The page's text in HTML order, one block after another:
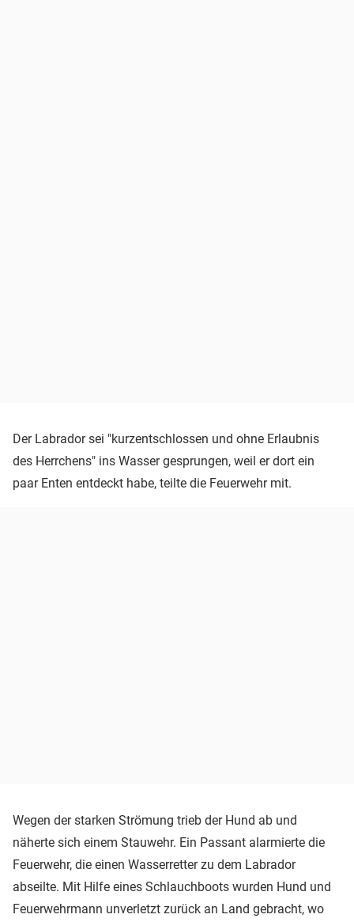
Der Labrador sei "kurzentschlossen und ohne Erlaubnis
des Herrchens" ins Wasser gesprungen, weil er dort ein
paar Enten entdeckt habe, teilte die Feuerwehr mit.
Wegen der starken Strömung trieb der Hund ab und
näherte sich einem Stauwehr. Ein Passant alarmierte die
Feuerwehr, die einen Wasserretter zu dem Labrador
abseilte. Mit Hilfe eines Schlauchboots wurden Hund und
Feuerwehrmann unverletzt zurück an Land gebracht, wo